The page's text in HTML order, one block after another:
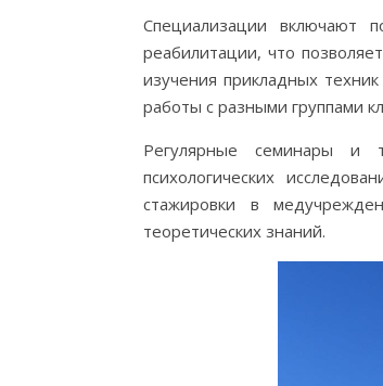
Специализации включают
реабилитации, что
изучения прикладных
работы с разными группами
Регулярные семинары и
психологических
стажировки в
теоретических знаний.